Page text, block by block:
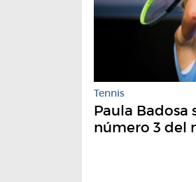
Tennis
Paula Badosa
número 3 del